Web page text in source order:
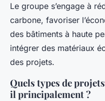
Le groupe s’engage à
carbone, favoriser
des bâtiments à haute
intégrer des matériaux
des projets.
Quels types de
il principalement ?